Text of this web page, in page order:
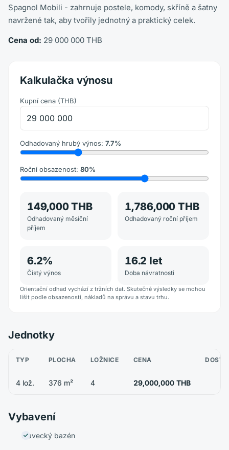
Spagnol Mobili - zahrnuje postele, komody, skříně a šatny
navržené tak, aby tvořily jednotný a praktický celek.
Cena od: 29 000 000 THB
Kalkulačka výnosu
Kupní cena (THB)
Odhadovaný hrubý výnos: 7.7%
Roční obsazenost: 80%
149,000 THB
Odhadovaný měsíční
příjem
1,786,000 THB
Odhadovaný roční příjem
6.2%
Čistý výnos
16.2 let
Doba návratnosti
Orientační odhad vychází z tržních dat. Skutečné výsledky se mohou
lišit podle obsazenosti, nákladů na správu a stavu trhu.
Jednotky
TYP PLOCHA LOŽNICE CENA
4 lož. 376 m² 4 29,000,000 THB
Vybavení
Plavecký bazén